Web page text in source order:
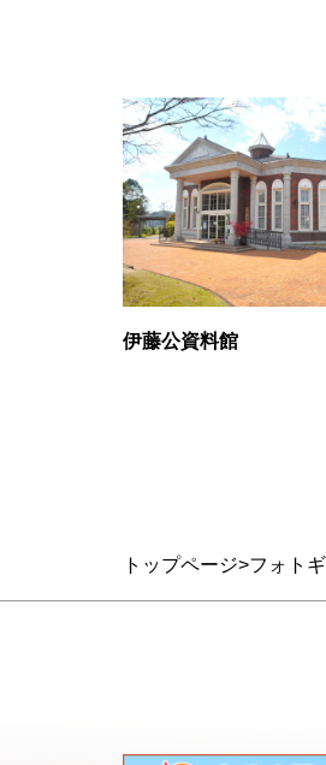
トップページ フォト
伊藤公資料館